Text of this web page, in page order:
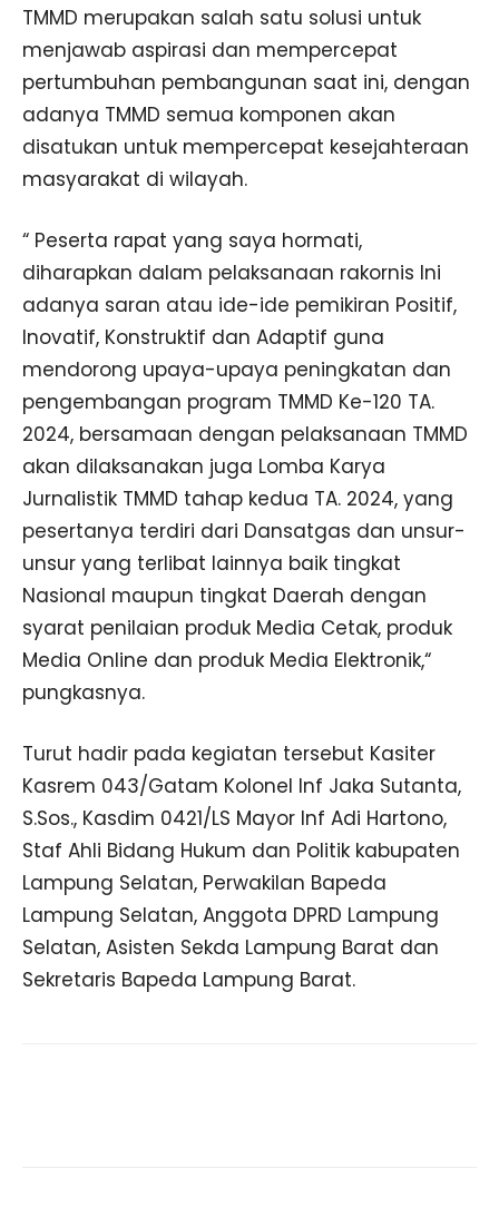
TMMD merupakan salah satu solusi untuk
menjawab aspirasi dan mempercepat
pertumbuhan pembangunan saat ini, dengan
adanya TMMD semua komponen akan
disatukan untuk mempercepat kesejahteraan
masyarakat di wilayah.
“ Peserta rapat yang saya hormati,
diharapkan dalam pelaksanaan rakornis Ini
adanya saran atau ide-ide pemikiran Positif,
Inovatif, Konstruktif dan Adaptif guna
mendorong upaya-upaya peningkatan dan
pengembangan program TMMD Ke-120 TA.
2024, bersamaan dengan pelaksanaan TMMD
akan dilaksanakan juga Lomba Karya
Jurnalistik TMMD tahap kedua TA. 2024, yang
pesertanya terdiri dari Dansatgas dan unsur-
unsur yang terlibat lainnya baik tingkat
Nasional maupun tingkat Daerah dengan
syarat penilaian produk Media Cetak, produk
Media Online dan produk Media Elektronik,“
pungkasnya.
Turut hadir pada kegiatan tersebut Kasiter
Kasrem 043/Gatam Kolonel Inf Jaka Sutanta,
S.Sos., Kasdim 0421/LS Mayor Inf Adi Hartono,
Staf Ahli Bidang Hukum dan Politik kabupaten
Lampung Selatan, Perwakilan Bapeda
Lampung Selatan, Anggota DPRD Lampung
Selatan, Asisten Sekda Lampung Barat dan
Sekretaris Bapeda Lampung Barat.